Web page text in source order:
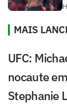
MAIS
UFC:
nocaute
Stephanie